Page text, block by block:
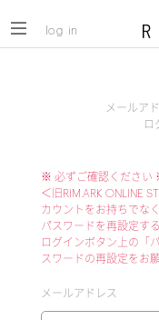
log in
メールア
ロ
※ 必ずご確認ください
＜旧RIM.ARK ONLINE
カウントをお持ちでな
パスワードを再設定す
ログインボタン上の「
スワードの再設定をお
メールアドレス